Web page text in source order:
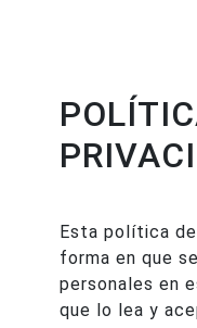
Esta política
forma en que
personales en
que lo lea y